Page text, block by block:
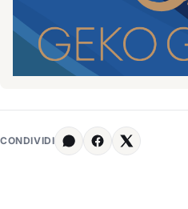
CONDIVIDI